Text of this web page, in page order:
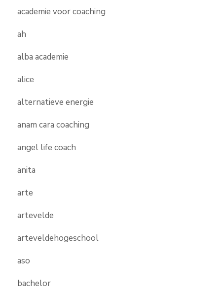
academie voor coaching
ah
alba academie
alice
alternatieve energie
anam cara coaching
angel life coach
anita
arte
artevelde
arteveldehogeschool
aso
bachelor